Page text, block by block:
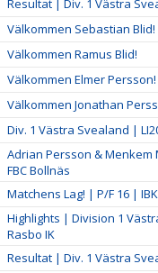
Välkommen Sebastian Blid!
Välkommen Ramus Blid!
Välkommen Elmer Persson!
Välkommen Jonathan
Div. 1 Västra Svealand |
Adrian Persson &
FBC Bollnäs
Matchens Lag! | P/F 16 |
Highlights | Division 1
Rasbo IK
Resultat | Div. 1 Västra